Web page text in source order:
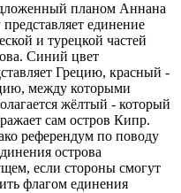
планом Аннана
представляет единение
и турецкой частей
Синий цвет
Грецию, красный -
между которыми
жёлтый - который
сам остров Кипр.
референдум по поводу
острова
если стороны смогут
флагом единения